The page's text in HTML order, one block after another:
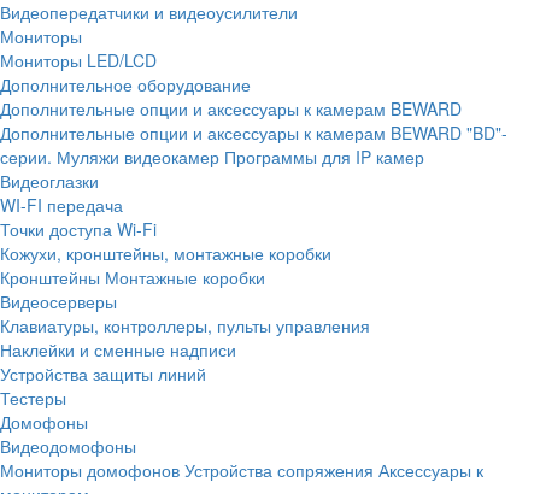
Видеопередатчики и видеоусилители
Мониторы
Мониторы LED/LCD
Дополнительное оборудование
Дополнительные опции и аксессуары к камерам BEWARD
Дополнительные опции и аксессуары к камерам BEWARD "BD"-
серии. Муляжи видеокамер Программы для IP камер
Видеоглазки
WI-FI передача
Точки доступа Wi-Fi
Кожухи, кронштейны, монтажные коробки
Кронштейны Монтажные коробки
Видеосерверы
Клавиатуры, контроллеры, пульты управления
Наклейки и сменные надписи
Устройства защиты линий
Тестеры
Домофоны
Видеодомофоны
Мониторы домофонов Устройства сопряжения Аксессуары к